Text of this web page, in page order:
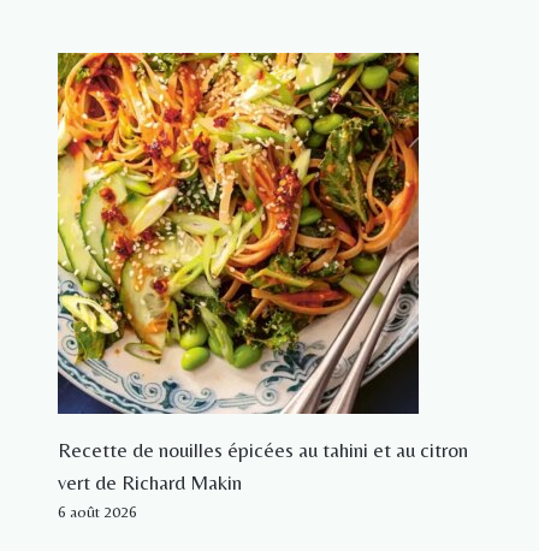
Recette de nouilles épicées au tahini et au citron
vert de Richard Makin
6 août 2026